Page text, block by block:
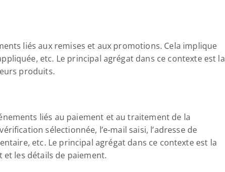
liés aux remises et aux promotions. Cela implique
etc. Le principal agrégat dans ce contexte est la
produits.
liés au paiement et au traitement de la
sélectionnée, l’e-mail saisi, l’adresse de
etc. Le principal agrégat dans ce contexte est la
les détails de paiement.